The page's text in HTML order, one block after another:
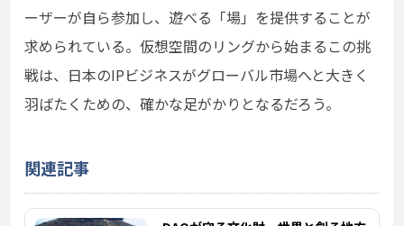
ーザーが自ら参加し、遊べる「場」を提供することが
求められている。仮想空間のリングから始まるこの挑
戦は、日本のIPビジネスがグローバル市場へと大きく
羽ばたくための、確かな足がかりとなるだろう。
関連記事